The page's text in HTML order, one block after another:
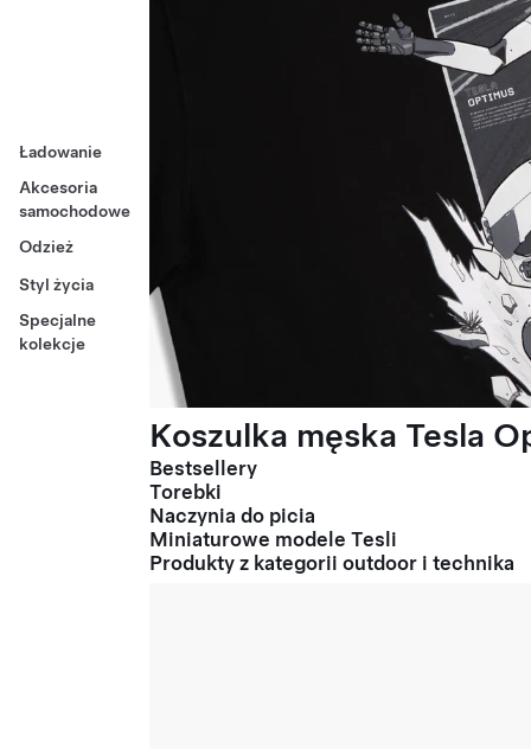
Ładowanie
Akcesoria
samochodowe
Odzież
Styl życia
Specjalne
kolekcje
Koszulka męska Tesla
Bestsellery
Torebki
Naczynia do picia
Miniaturowe modele Tesli
Produkty z kategorii outdoor i technika